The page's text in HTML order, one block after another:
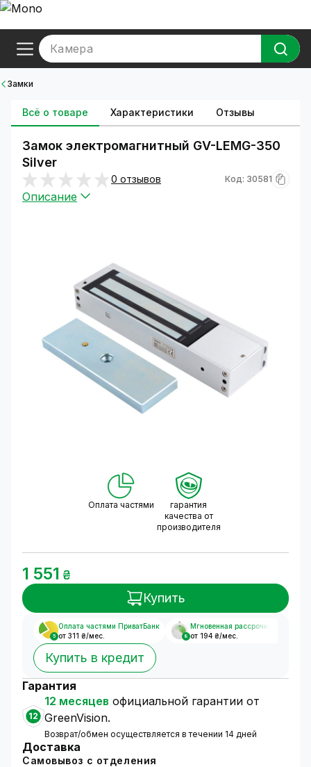
Камера
Замки
Всё о товаре Характеристики Отзывы
Замок электромагнитный GV-LEMG-350
Silver
0 отзывов Код: 30581
Описание
Оплата частями
гарантия
качества от
производителя
1 551 ₴
Купить
5
Оплата частями ПриватБанк
от 311 ₴/мес.
8
Мгновенная рассрочка
от 194 ₴/мес.
Купить в кредит
Гарантия
12
12 месяцев официальной гарантии от
GreenVision.
Возврат/обмен осуществляется в течении 14 дней
Доставка
Самовывоз с отделения